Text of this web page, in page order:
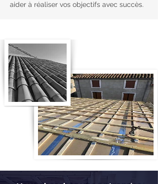
aider à réaliser vos objectifs avec succès.